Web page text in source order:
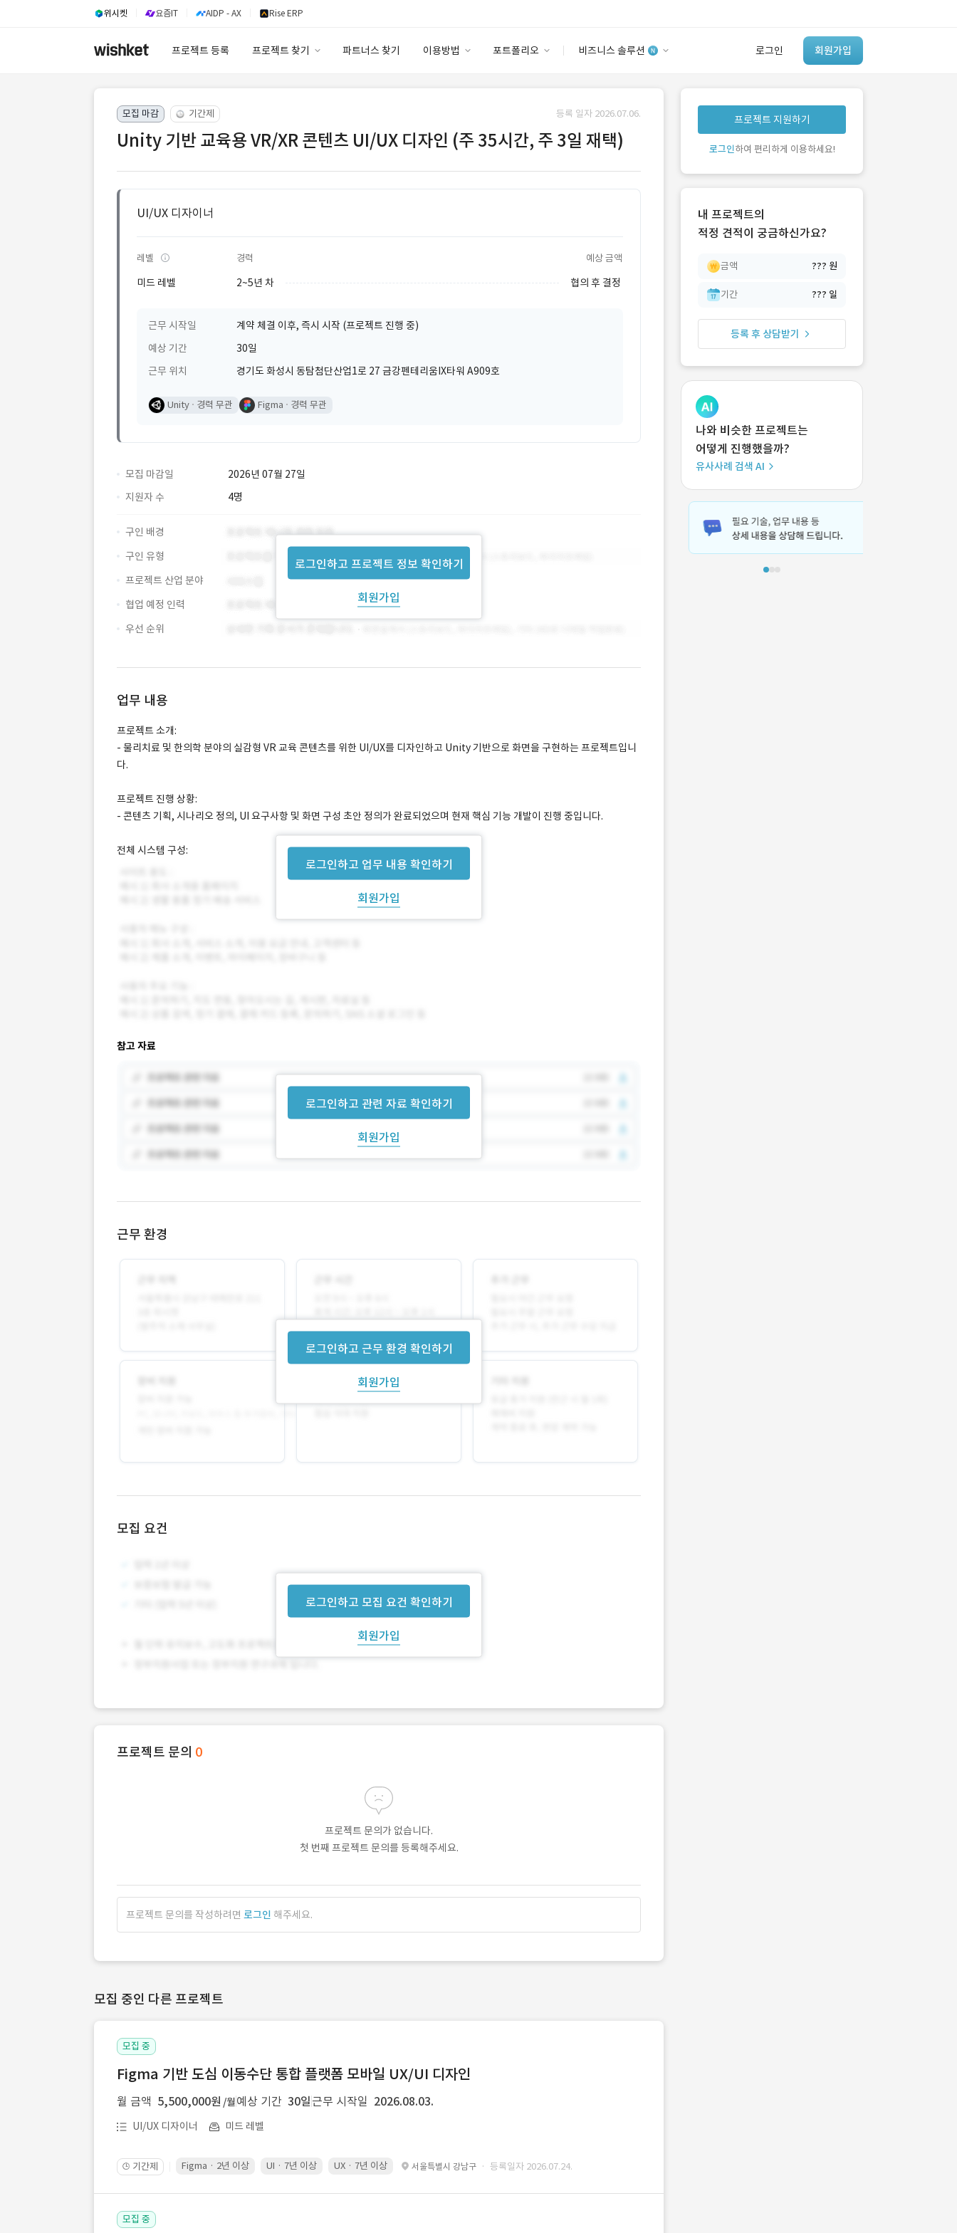
위시켓 요즘IT AIDP - AX Rise ERP
프로젝트 등록 프로젝트 찾기 파트너스 찾기 이용방법 포트폴리오 비즈니스 솔루션 로그인 회원가입
이용요금
고객센터
안심 코드 케어
솔루션 마켓
스토어
유사사례 검색 AI
‘이런 거’ 만들어본
개발 회사 있어?
모집 마감 기간제 등록 일자 2026.07.06.
Unity 기반 교육용 VR/XR 콘텐츠 UI/UX 디자인 (주 35시간, 주 3일 재택)
UI/UX 디자이너
레벨 경력 예상 금액
미드 레벨 2~5년 차 협의 후 결정
근무 시작일
계약 체결 이후, 즉시 시작 (프로젝트 진행 중)
예상 기간
30일
근무 위치
경기도 화성시 동탐첨단산업1로 27 금강펜테리움IX타워 A909호
Unity 경력 무관 Figma 경력 무관
모집 마감일
2026년 07월 27일
지원자 수
4명
로그인하고 프로젝트 정보 확인하기
회원가입
구인 배경
구인 유형
프로젝트 산업 분야
협업 예정 인력
우선 순위
업무 내용
로그인하고 업무 내용 확인하기
회원가입
프로젝트 소개:
- 물리치료 및 한의학 분야의 실감형 VR 교육 콘텐츠를 위한 UI/UX를 디자인하고 Unity 기반으로 화면을 구현하는 프로젝트입니
다.
프로젝트 진행 상황:
- 콘텐츠 기획, 시나리오 정의, UI 요구사항 및 화면 구성 초안 정의가 완료되었으며 현재 핵심 기능 개발이 진행 중입니다.
전체 시스템 구성:
참고 자료
로그인하고 관련 자료 확인하기
회원가입
근무 환경
로그인하고 근무 환경 확인하기
회원가입
모집 요건
로그인하고 모집 요건 확인하기
회원가입
프로젝트 문의 0
프로젝트 문의가 없습니다.
첫 번째 프로젝트 문의를 등록해주세요.
프로젝트 문의를 작성하려면 로그인 해주세요.
모집 중인 다른 프로젝트
모집 중
Figma 기반 도심 이동수단 통합 플랫폼 모바일 UX/UI 디자인
월 금액 5,500,000원 /월예상 기간 30일 근무 시작일 2026.08.03.
UI/UX 디자이너 미드 레벨
🕒 기간제 Figma · 2년 이상 UI · 7년 이상 UX · 7년 이상 서울특별시 강남구 · 등록일자 2026.07.24.
모집 중
프로젝트 지원하기
로그인하여 편리하게 이용하세요!
내 프로젝트의
적정 견적이 궁금하신가요?
금액 ??? 원
기간 ??? 일
등록 후 상담받기
나와 비슷한 프로젝트는
어떻게 진행했을까?
유사사례 검색 AI